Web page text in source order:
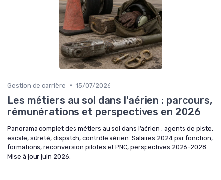
Gestion de carrière • 15/07/2026
Les métiers au sol dans l'aérien : parcours,
rémunérations et perspectives en 2026
Panorama complet des métiers au sol dans l’aérien : agents de piste,
escale, sûreté, dispatch, contrôle aérien. Salaires 2024 par fonction,
formations, reconversion pilotes et PNC, perspectives 2026–2028.
Mise à jour juin 2026.